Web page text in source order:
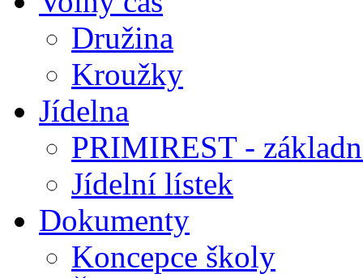
Družina
Kroužky
Jídelna
PRIMIREST -
Jídelní lístek
Dokumenty
Koncepce školy